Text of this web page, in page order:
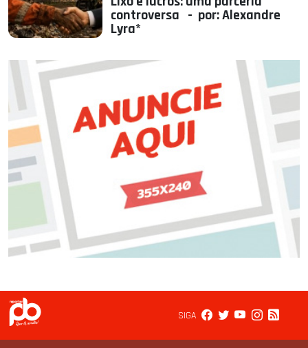
controversa - por: Alexandre
Lyra*
SIGA